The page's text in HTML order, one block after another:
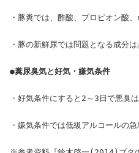
・豚糞では、酢酸、プロピオン酸
・豚の新鮮尿では問題となる成分
●糞尿臭気と好気・嫌気条件
・好気条件にすると2～3日で悪臭
・嫌気条件では低級アルコールの